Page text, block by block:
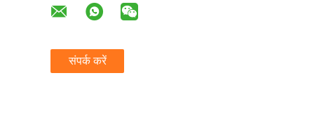
संपर्क करें